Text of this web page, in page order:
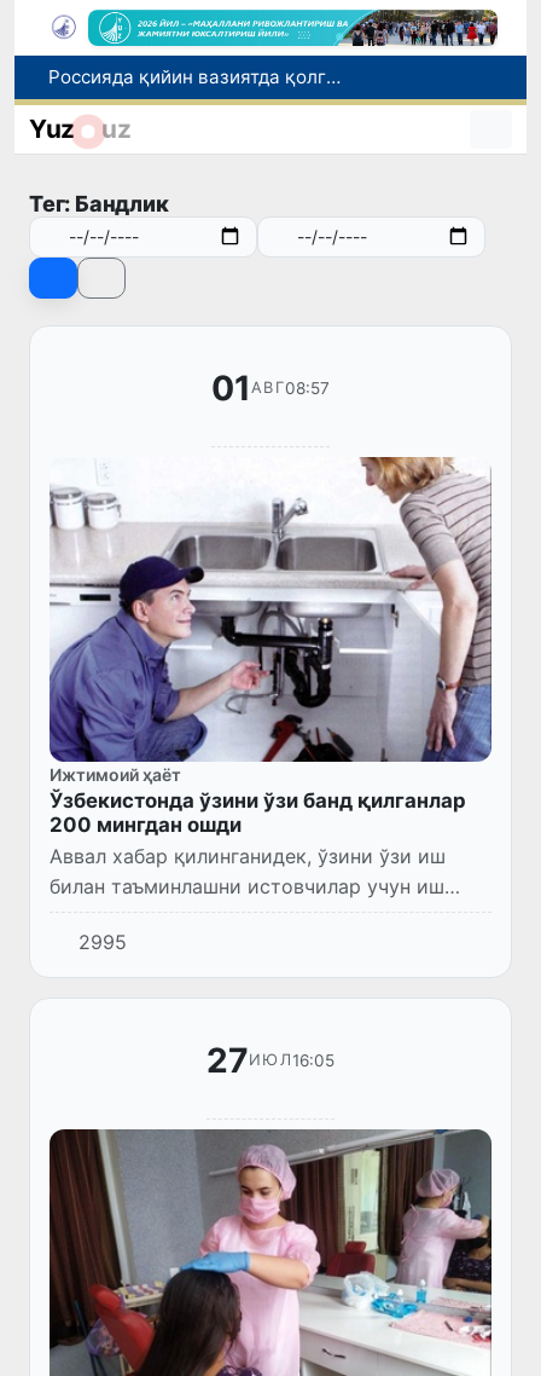
Россияда қийин вазиятда қолган юзлаб ўзбекистонликлар ортга қайтарилди
2030 йилгача хавфли чиқиндиларни қайта ишлаш даражаси 20 фоизга етказилади
Ўзбекистонда Барқарор ривожланиш мақсадлари ойлигига старт берилди
Yuz uz
Тег: Бандлик
01 АВГ08:57
Ижтимоий ҳаёт
Ўзбекистонда ўзини ўзи банд қилганлар
200 мингдан ошди
Аввал хабар қилинганидек, ўзини ўзи иш
билан таъминлашни истовчилар учун иш
стажи ва пенсия ҳисобланиши мумкин
бўлган, қонуний бандликнинг янги мақоми –
“ўзини ўзи банд қилган шахс...
2995
27ИЮЛ16:05